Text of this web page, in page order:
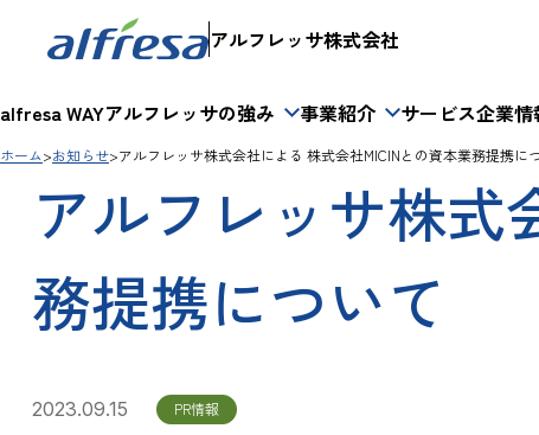
アルフレッサ株式会社
alfresa WAYアルフレッサの強み 事業紹介 サービス企業情
ホーム お知らせ アルフレッサ株式会社による 株式会社MICINとの資本業務提携に
アルフレッサ株式
務提携について
2023.09.15 PR情報